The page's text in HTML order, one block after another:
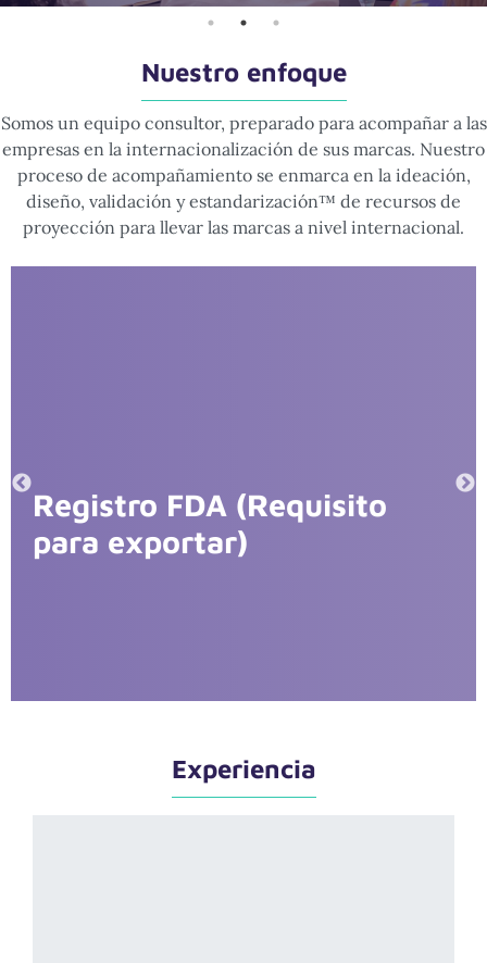
Nuestro enfoque
Somos un equipo consultor, preparado para acompañar a las
empresas en la internacionalización de sus marcas. Nuestro
proceso de acompañamiento se enmarca en la ideación,
diseño, validación y estandarización™ de recursos de
proyección para llevar las marcas a nivel internacional.
FDA (Requisito
Experiencia